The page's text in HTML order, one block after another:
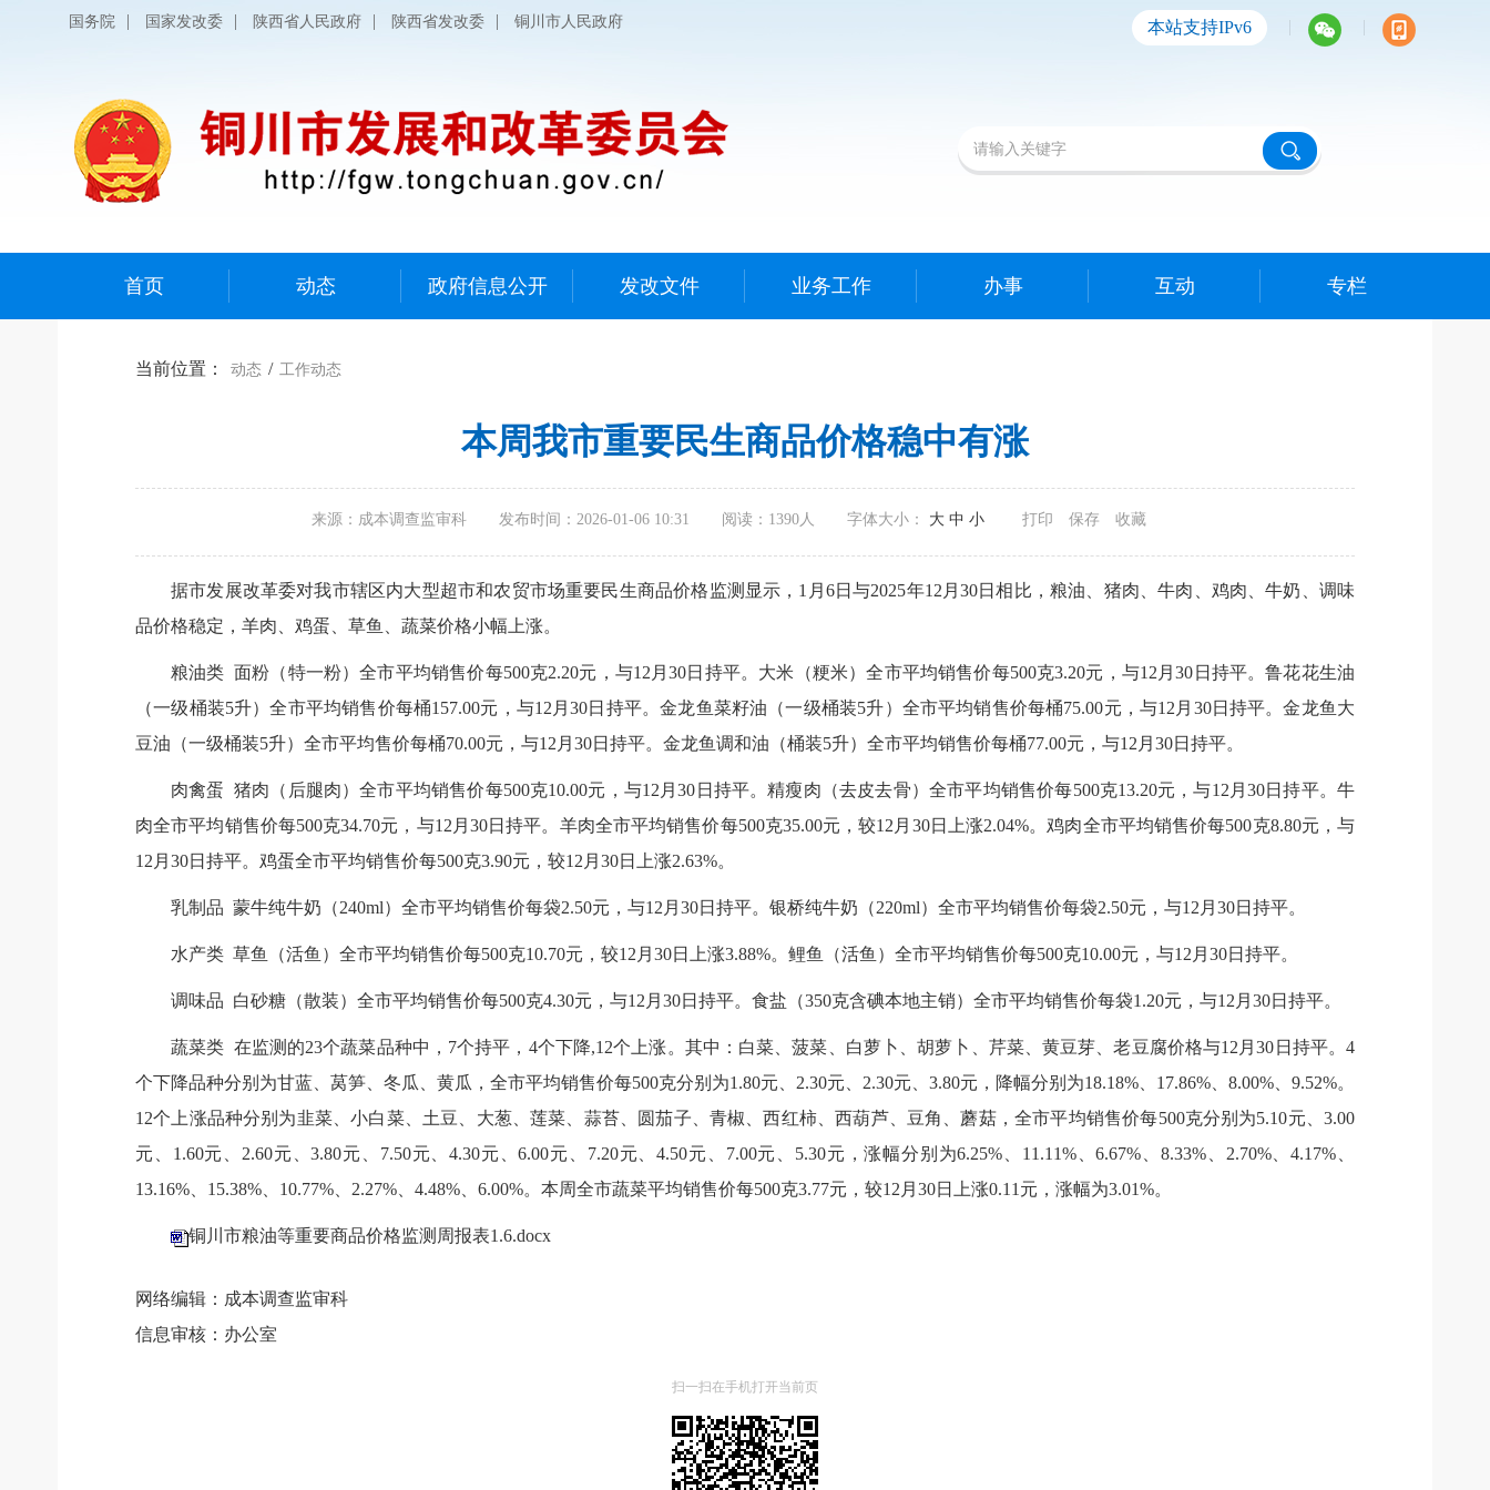
国务院 | 国家发改委 | 陕西省人民政府 | 陕西省发改委 | 铜川市人民政府 本站支持IPv6 | |
首页 动态 政府信息公开 发改文件 业务工作 办事 互动 专栏
当前位置： 动态 / 工作动态
本周我市重要民生商品价格稳中有涨
来源：成本调查监审科 发布时间：2026-01-06 10:31 阅读： 1390人 字体大小： 大 中 小 打印 保存 收藏
据市发展改革委对我市辖区内大型超市和农贸市场重要民生商品价格监测显示，1月6日与2025年12月30日相比，粮油、猪肉、牛肉、鸡肉、牛奶、调味
品价格稳定，羊肉、鸡蛋、草鱼、蔬菜价格小幅上涨。
粮油类 面粉（特一粉）全市平均销售价每500克2.20元，与12月30日持平。大米（粳米）全市平均销售价每500克3.20元，与12月30日持平。鲁花花生油
（一级桶装5升）全市平均销售价每桶157.00元，与12月30日持平。金龙鱼菜籽油（一级桶装5升）全市平均销售价每桶75.00元，与12月30日持平。金龙鱼大
豆油（一级桶装5升）全市平均售价每桶70.00元，与12月30日持平。金龙鱼调和油（桶装5升）全市平均销售价每桶77.00元，与12月30日持平。
肉禽蛋 猪肉（后腿肉）全市平均销售价每500克10.00元，与12月30日持平。精瘦肉（去皮去骨）全市平均销售价每500克13.20元，与12月30日持平。牛
肉全市平均销售价每500克34.70元，与12月30日持平。羊肉全市平均销售价每500克35.00元，较12月30日上涨2.04%。鸡肉全市平均销售价每500克8.80元，与
12月30日持平。鸡蛋全市平均销售价每500克3.90元，较12月30日上涨2.63%。
乳制品 蒙牛纯牛奶（240ml）全市平均销售价每袋2.50元，与12月30日持平。银桥纯牛奶（220ml）全市平均销售价每袋2.50元，与12月30日持平。
水产类 草鱼（活鱼）全市平均销售价每500克10.70元，较12月30日上涨3.88%。鲤鱼（活鱼）全市平均销售价每500克10.00元，与12月30日持平。
调味品 白砂糖（散装）全市平均销售价每500克4.30元，与12月30日持平。食盐（350克含碘本地主销）全市平均销售价每袋1.20元，与12月30日持平。
蔬菜类 在监测的23个蔬菜品种中，7个持平，4个下降,12个上涨。其中：白菜、菠菜、白萝卜、胡萝卜、芹菜、黄豆芽、老豆腐价格与12月30日持平。4
个下降品种分别为甘蓝、莴笋、冬瓜、黄瓜，全市平均销售价每500克分别为1.80元、2.30元、2.30元、3.80元，降幅分别为18.18%、17.86%、8.00%、9.52%。
12个上涨品种分别为韭菜、小白菜、土豆、大葱、莲菜、蒜苔、圆茄子、青椒、西红柿、西葫芦、豆角、蘑菇，全市平均销售价每500克分别为5.10元、3.00
元、1.60元、2.60元、3.80元、7.50元、4.30元、6.00元、7.20元、4.50元、7.00元、5.30元，涨幅分别为6.25%、11.11%、6.67%、8.33%、2.70%、4.17%、
13.16%、15.38%、10.77%、2.27%、4.48%、6.00%。本周全市蔬菜平均销售价每500克3.77元，较12月30日上涨0.11元，涨幅为3.01%。
铜川市粮油等重要商品价格监测周报表1.6.docx
网络编辑：成本调查监审科
信息审核：办公室
扫一扫在手机打开当前页